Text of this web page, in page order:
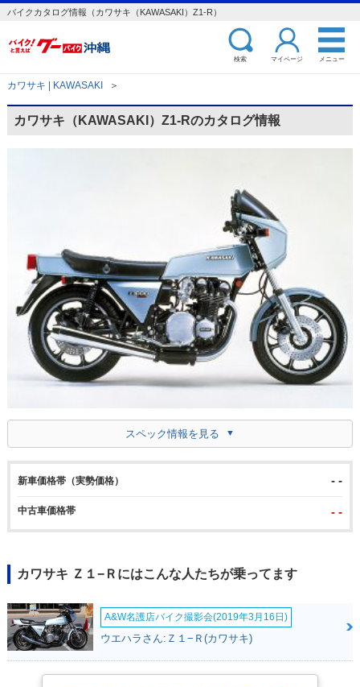
バイクカタログ情報（カワサキ（KAWASAKI）Z1-R）
検索 マイページ メニュー
カワサキ | KAWASAKI ＞
カワサキ（KAWASAKI）Z1-Rのカタログ情報
スペック情報を見る
新車価格帯（実勢価格） - -
中古車価格帯 - -
カワサキ Ｚ１−Ｒにはこんな人たちが乗ってます
A&W名護店バイク撮影会(2019年3月16日)
ウエハラさん:Ｚ１−Ｒ(カワサキ)